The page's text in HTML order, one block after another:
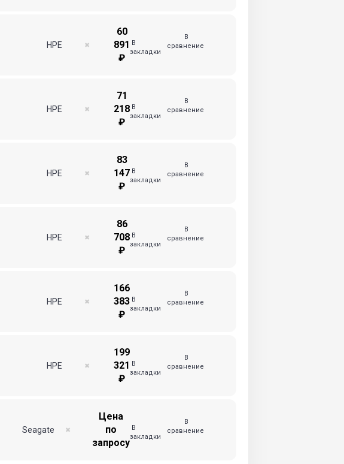
HPE ✖
60
891
₽
В
закладки
В
сравнение
HPE ✖
71
218
₽
В
закладки
В
сравнение
HPE ✖
83
147
₽
В
закладки
В
сравнение
HPE ✖
86
708
₽
В
закладки
В
сравнение
HPE ✖
166
383
₽
В
закладки
В
сравнение
HPE ✖
199
321
₽
В
закладки
В
сравнение
Seagate ✖
Цена
по
запросу
В
закладки
В
сравнение